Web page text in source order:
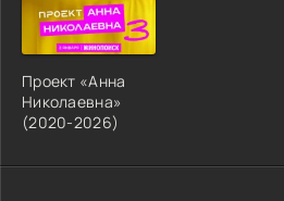
Проект «Анна
Николаевна»
(2020-2026)